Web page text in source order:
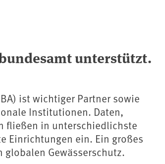
unterstützt.
ist wichtiger Partner sowie
Institutionen. Daten,
fließen in unterschiedlichste
Einrichtungen ein. Ein großes
globalen Gewässerschutz.